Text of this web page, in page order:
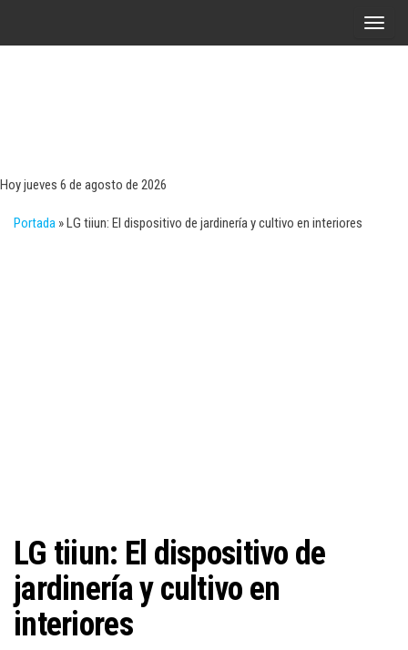
A
Hoy jueves 6 de agosto de 2026
Portada »LG tiiun: El dispositivo de jardinería y cultivo en interiores
LG tiiun: El dispositivo de
jardinería y cultivo en
interiores